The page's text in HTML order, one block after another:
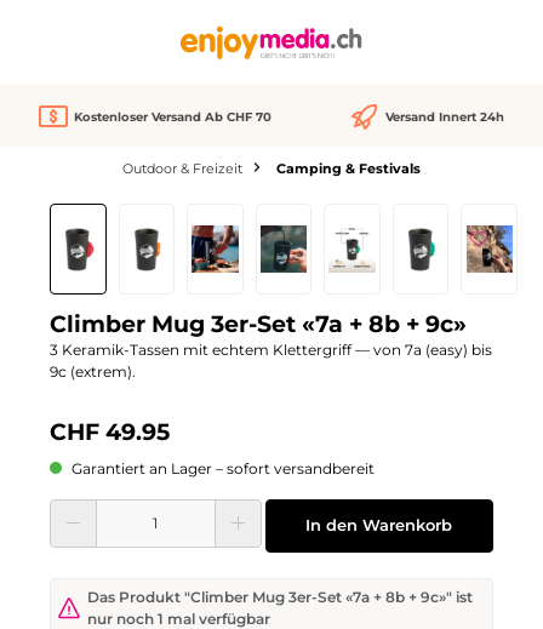
Kostenloser Versand Ab CHF 70 Versand Innert 24h
Outdoor & Freizeit Camping & Festivals
Bildergalerie überspringen
Climber Mug 3er-Set «7a + 8b + 9c»
3 Keramik-Tassen mit echtem Klettergriff — von 7a (easy) bis
9c (extrem).
CHF 49.95
Garantiert an Lager – sofort versandbereit
Produkt Anzahl: Gib den gewünschten Wert ein oder benutze die
In den Warenkorb
Das Produkt "Climber Mug 3er-Set «7a + 8b + 9c»" ist
nur noch 1 mal verfügbar